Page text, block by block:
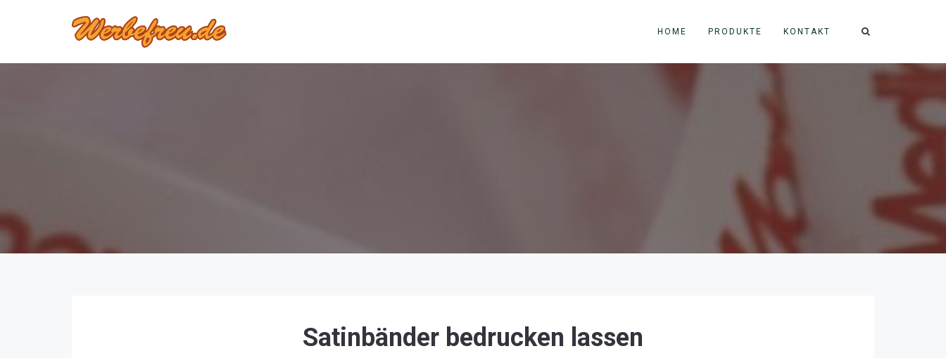
HOME PRODUKTE KONTAKT
Satinbänder bedrucken lassen